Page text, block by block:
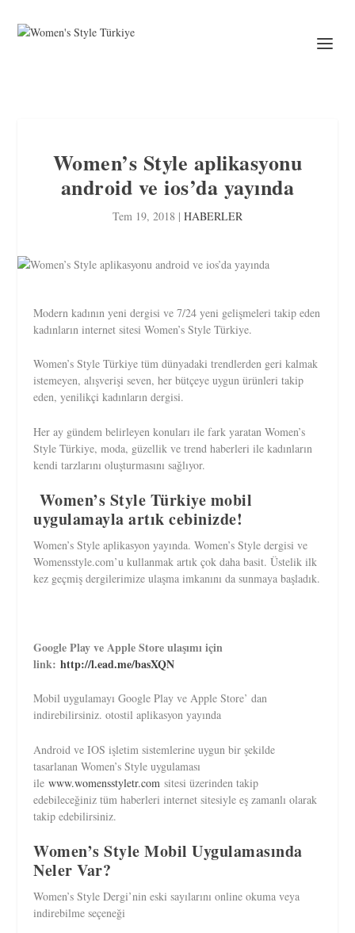
Women’s Style aplikasyonu
android ve ios’da yayında
Tem 19, 2018 | HABERLER
Modern kadının yeni dergisi ve 7/24 yeni gelişmeleri takip eden
kadınların internet sitesi Women’s Style Türkiye.
Women’s Style Türkiye tüm dünyadaki trendlerden geri kalmak
istemeyen, alışverişi seven, her bütçeye uygun ürünleri takip
eden, yenilikçi kadınların dergisi.
Her ay gündem belirleyen konuları ile fark yaratan Women’s
Style Türkiye, moda, güzellik ve trend haberleri ile kadınların
kendi tarzlarını oluşturmasını sağlıyor.
Women’s Style Türkiye mobil
uygulamayla artık cebinizde!
Women’s Style aplikasyon yayında. Women’s Style dergisi ve
Womensstyle.com’u kullanmak artık çok daha basit. Üstelik ilk
kez geçmiş dergilerimize ulaşma imkanını da sunmaya başladık.
Google Play ve Apple Store ulaşımı için
link:http://l.ead.me/basXQN
Mobil uygulamayı Google Play ve Apple Store’ dan
indirebilirsiniz. otostil aplikasyon yayında
Android ve IOS işletim sistemlerine uygun bir şekilde
tasarlanan Women’s Style uygulaması
ilewww.womensstyletr.com sitesi üzerinden takip
edebileceğiniz tüm haberleri internet sitesiyle eş zamanlı olarak
takip edebilirsiniz.
Women’s Style Mobil Uygulamasında
Neler Var?
Women’s Style Dergi’nin eski sayılarını online okuma veya
indirebilme seçeneği